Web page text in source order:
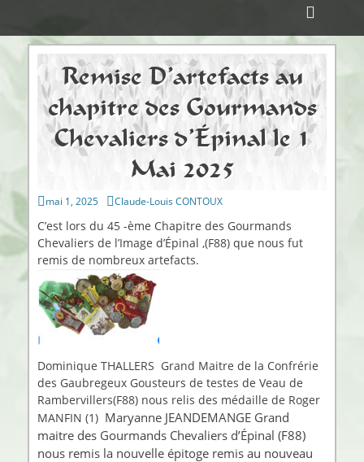
contenu
l’en-
tête
Remise D’artefacts au
chapitre des Gourmands
Chevaliers d’Épinal le 1
Mai 2025
Publié
mai 1, 2025 Auteur
Claude-Louis CONTOUX
C’est lors du 45 -ème Chapitre des Gourmands
Chevaliers de l’Image d’Épinal ,(F88) que nous fut
remis de nombreux artefacts.
Dominique THALLERS Grand Maitre de la Confrérie
des Gaubregeux Gousteurs de testes de Veau de
Rambervillers(F88) nous relis des médaille de Roger
MANFIN (1) Maryanne JEANDEMANGE Grand
maitre des Gourmands Chevaliers d’Épinal (F88)
nous remis la nouvelle épitoge remis au nouveau